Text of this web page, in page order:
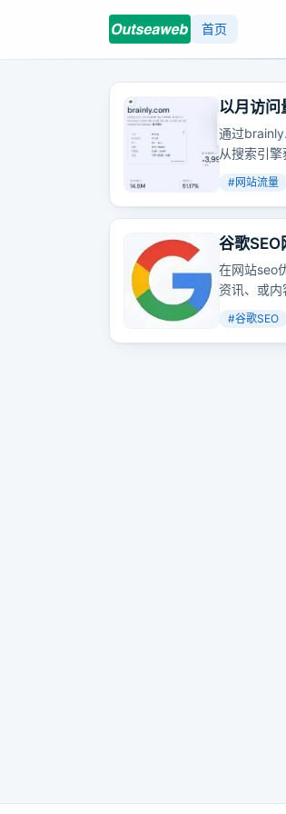
首页
以月访问
通过
从搜索引
#网站流量
谷歌
在网站seo
资讯、或内
内容，以
流量和排名
#谷歌SEO